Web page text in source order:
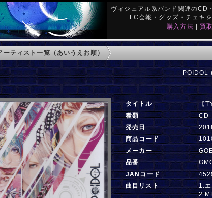
ヴィジュアル系バンド関連のCD
FC会報・グッズ・チェキ
購入方法 | 買
ーティスト一覧（あいうえお順）
POIDOL
タイトル
【
種類
CD
発売日
商品コード
メーカー
品番
JANコード
曲目リスト
1.